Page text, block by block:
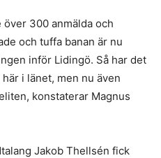
över 300 anmälda och
och tuffa banan är nu
inför Lidingö. Så har det
i länet, men nu även
konstaterar Magnus
Jakob Thellsén fick